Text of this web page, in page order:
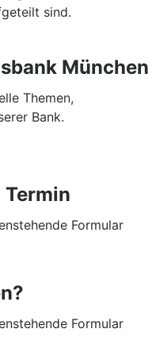
sind.
München
Themen,
Bank.
Termin
Formular
Formular